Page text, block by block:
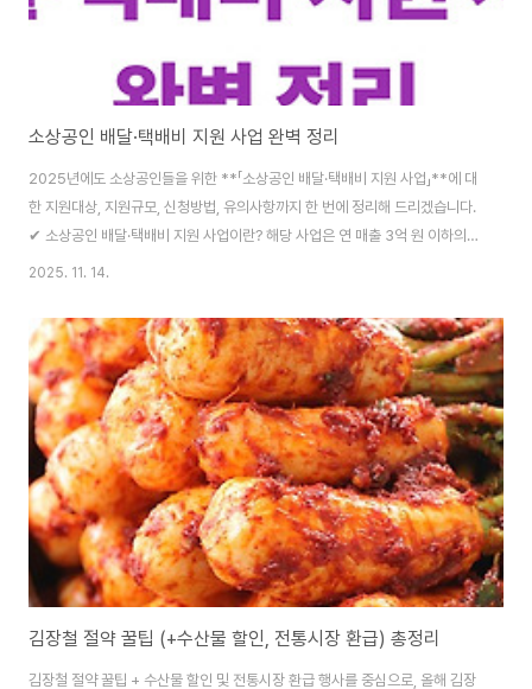
소상공인 배달·택배비 지원 사업 완벽 정리
2025년에도 소상공인들을 위한 **「소상공인 배달·택배비 지원 사업」**에 대
한 지원대상, 지원규모, 신청방법, 유의사항까지 한 번에 정리해 드리겠습니다.
✔ 소상공인 배달·택배비 지원 사업이란? 해당 사업은 연 매출 3억 원 이하의
소상공인 중 배달 또는 택배 실적이 있는 업종을 대상으로 최대 30만 원 상당
터 2025년 12월 31일까지 진행되며, 예산 소진 시 조기 종료될 수 있습니다.
소상공인 택배비 지원 신청하기 ✔ 지원대상 아래 조건을 모두 충족해야 지원
가능합니다.1) 소상공인 기준 충족연 매출액 3억 원 이하사업자 등록 상태 ‘정
상’개..
2025. 11. 14.
김장철 절약 꿀팁 (+수산물 할인, 전통시장 환급) 총정리
김장철 절약 꿀팁 + 수산물 할인 및 전통시장 환급 행사를 중심으로, 올해 김장